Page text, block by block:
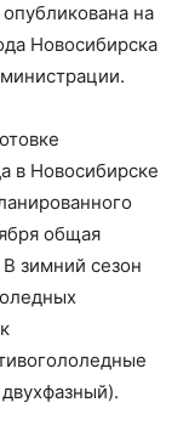
на
Новосибирска
в Новосибирске
общая
В зимний сезон